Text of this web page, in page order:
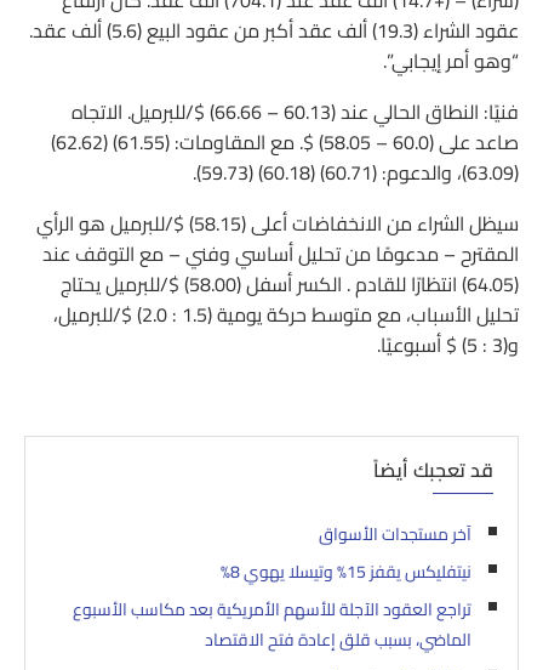
عقود الشراء (19.3) ألف عقد أكبر من عقود البيع (5.6) ألف عقد.
“وهو أمر إيجابي”.
فنيًا: النطاق الحالي عند (60.13 – 66.66) $/للبرميل. الاتجاه
صاعد على (60.0 – 58.05) $. مع المقاومات: (61.55) (62.62)
(63.09)، والدعوم: (60.71) (60.18) (59.73).
سيظل الشراء من الانخفاضات أعلى (58.15) $/للبرميل هو الرأي
المقترح – مدعومًا من تحليل أساسي وفني – مع التوقف عند
(64.05) انتظارًا للقادم . الكسر أسفل (58.00) $/للبرميل يحتاج
تحليل الأسباب، مع متوسط حركة يومية (1.5 : 2.0) $/للبرميل،
و(3 : 5) $ أسبوعيًا.
قد تعجبك أيضاً
آخر مستجدات الأسواق
نيتفليكس يقفز 15% وتيسلا يهوي 8%
تراجع العقود الآجلة للأسهم الأمريكية بعد مكاسب الأسبوع
الماضي، بسبب قلق إعادة فتح الاقتصاد